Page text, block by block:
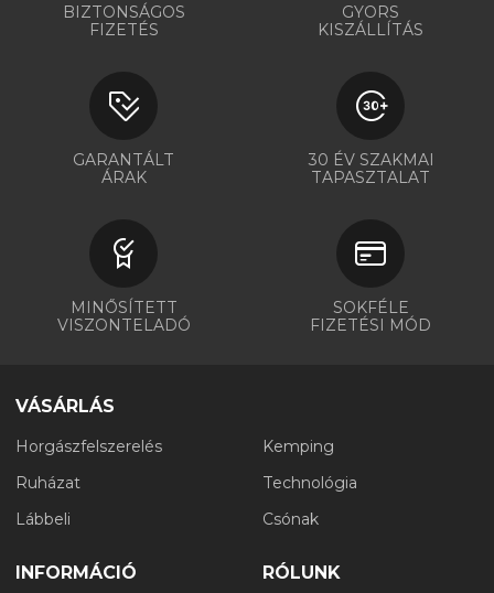
BIZTONSÁGOS
FIZETÉS
GYORS
KISZÁLLÍTÁS
GARANTÁLT
ÁRAK
30 ÉV SZAKMAI
TAPASZTALAT
MINŐSÍTETT
VISZONTELADÓ
SOKFÉLE
FIZETÉSI MÓD
VÁSÁRLÁS
Horgászfelszerelés
Ruházat
Lábbeli
Kemping
Technológia
Csónak
INFORMÁCIÓ RÓLUNK